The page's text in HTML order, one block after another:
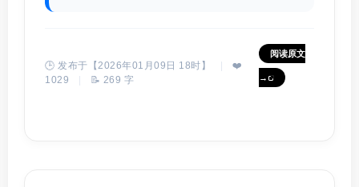
🕒 发布于【2026年01月09日 18时】
❤️
1029
📝 269 字
阅读原文
→